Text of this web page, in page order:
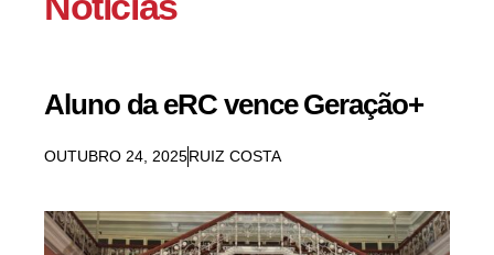
Aluno da eRC vence Geração+
OUTUBRO 24, 2025RUIZ COSTA